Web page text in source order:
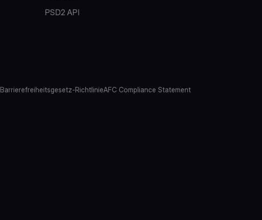
PSD2 API
Barrierefreiheitsgesetz-RichtlinieAFC Compliance Statement